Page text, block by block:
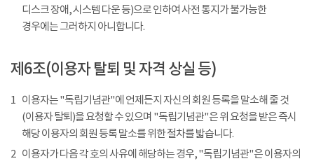
디스크 장애, 시스템 다운 등)으로 인하여 사전 통지가 불가능한
경우에는 그러하지 아니합니다.
제6조(이용자 탈퇴 및 자격 상실 등)
1 이용자는 "독립기념관"에 언제든지 자신의 회원 등록을 말소해 줄 것
(이용자 탈퇴)을 요청할 수 있으며 "독립기념관"은 위 요청을 받은 즉시
해당 이용자의 회원 등록 말소를 위한 절차를 밟습니다.
2 이용자가 다음 각 호의 사유에 해당하는 경우, "독립기념관"은 이용자의